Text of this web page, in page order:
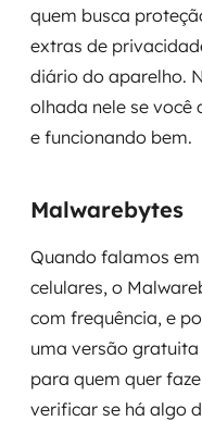
quem busca
extras de
diário do aparelho.
olhada nele se você
e funcionando bem.
Malwarebytes
Quando falamos
celulares, o
com frequência, e
uma versão
para quem quer
verificar se há algo